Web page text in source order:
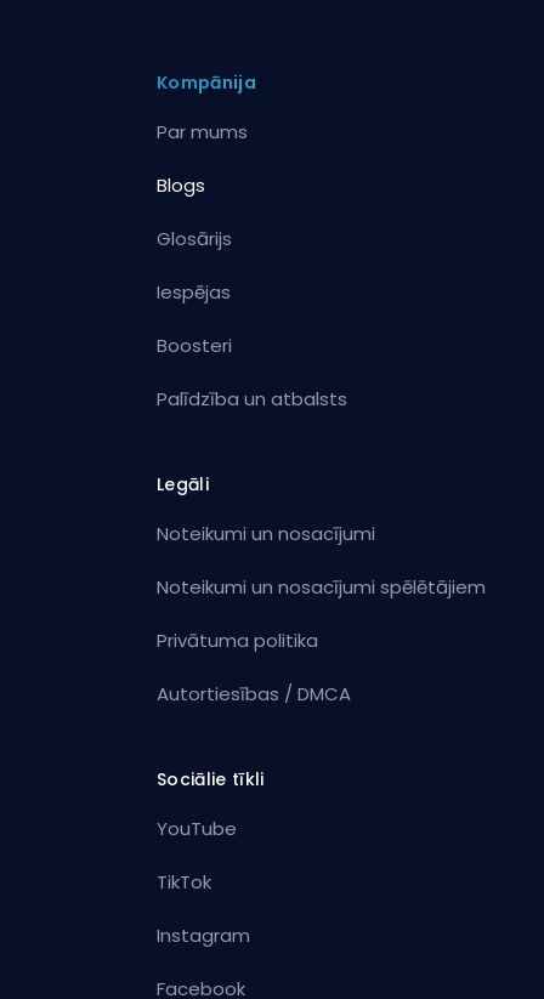
Kompānija
Par mums
Blogs
Glosārijs
Iespējas
Boosteri
Palīdzība un atbalsts
Legāli
Noteikumi un nosacījumi
Noteikumi un nosacījumi spēlētājiem
Privātuma politika
Autortiesības / DMCA
Sociālie tīkli
YouTube
TikTok
Instagram
Facebook